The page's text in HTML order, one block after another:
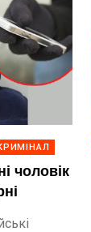
чоловік